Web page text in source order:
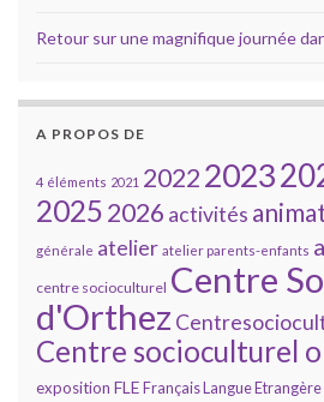
Retour sur une magnifique journée
A PROPOS DE
4 éléments 2021 20222023
20252026 activités
générale atelier atelier parents-enfants
centre socioculturel Centre
d'Orthez
Centre socioculturel
exposition FLE Français Langue Etrangère